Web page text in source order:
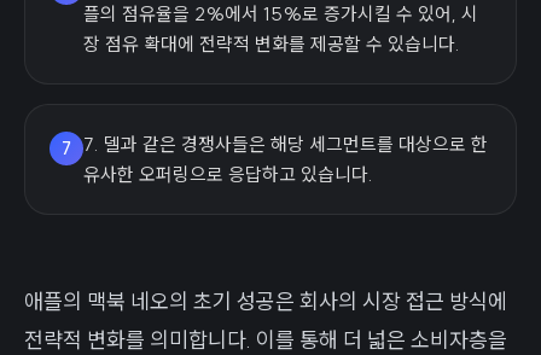
플의 점유율을 2%에서 15%로 증가시킬 수 있어, 시
장 점유 확대에 전략적 변화를 제공할 수 있습니다.
7
7. 델과 같은 경쟁사들은 해당 세그먼트를 대상으로 한
유사한 오퍼링으로 응답하고 있습니다.
애플의 맥북 네오의 초기 성공은 회사의 시장 접근 방식에
전략적 변화를 의미합니다. 이를 통해 더 넓은 소비자층을